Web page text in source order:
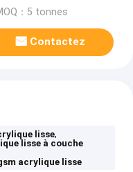
：5 tonnes
Contactez
lisse,
lisse à couche
acrylique lisse